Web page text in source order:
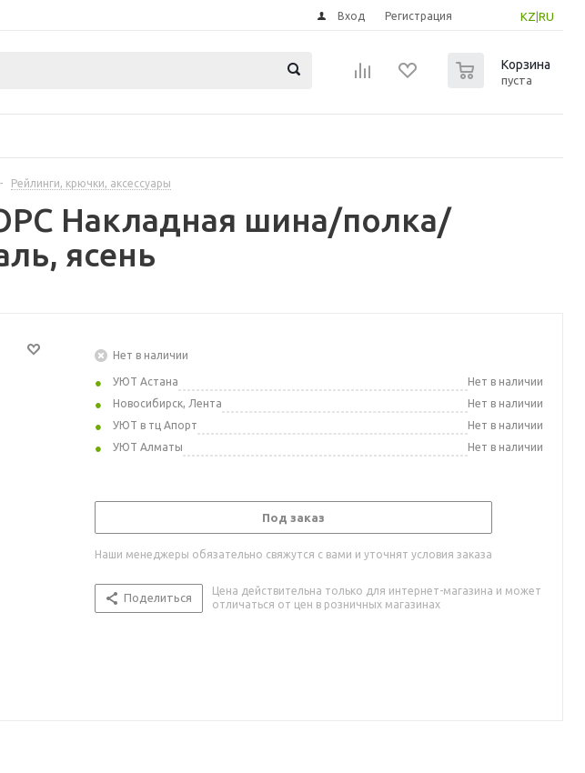
KZ RU
Вход Регистрация
Корзина
пуста
- Рейлинги, крючки, аксессуары
Накладная шина/полка/
ясень
Нет в наличии
УЮТ Астана
Нет в наличии
Новосибирск, Лента
Нет в наличии
УЮТ в тц Апорт
Нет в наличии
УЮТ Алматы
Нет в наличии
Под заказ
Наши менеджеры обязательно свяжутся с вами и уточнят условия заказа
Поделиться
Цена действительна только для интернет-магазина и может
отличаться от цен в розничных магазинах